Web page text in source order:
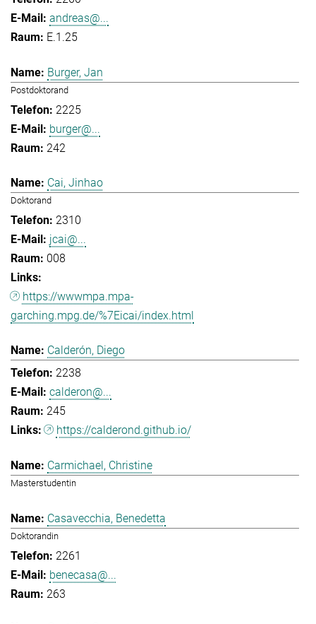
andreas@...
E.1.25
Burger, Jan
Postdoktorand
2225
burger@...
242
Cai, Jinhao
Doktorand
2310
jcai@...
008
https://wwwmpa.mpa-
garching.mpg.de/%7Eicai/index.html
Calderón, Diego
2238
calderon@...
245
https://calderond.github.io/
Carmichael, Christine
Masterstudentin
Casavecchia, Benedetta
Doktorandin
2261
benecasa@...
263